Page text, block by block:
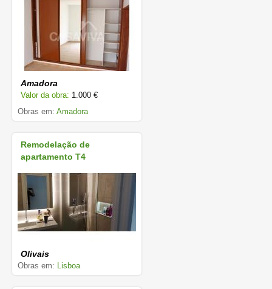
Amadora
Valor da obra: 1.000 €
Obras em: Amadora
Remodelação de
apartamento T4
Olivais
Obras em: Lisboa